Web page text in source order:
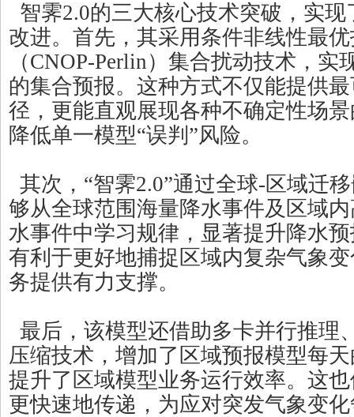
智霁2.0的三大核心技术突破，实
改进。首先，其采用条件非线性最
（CNOP-Perlin）集合扰动技术，实
的集合预报。这种方式不仅能提供
径，更能直观展现各种不确定性场
降低单一模型“误判”风险。
其次，“智霁2.0”通过全球-区域迁
够从全球范围海量降水事件及区域
水事件中学习规律，显著提升降水
有利于更好地捕捉区域内复杂气象
务提供有力支撑。
最后，该模型还借助多卡并行推理
压缩技术，增加了区域预报模型每
提升了区域模型业务运行效率。这
更快速地传递，为应对突发气象变